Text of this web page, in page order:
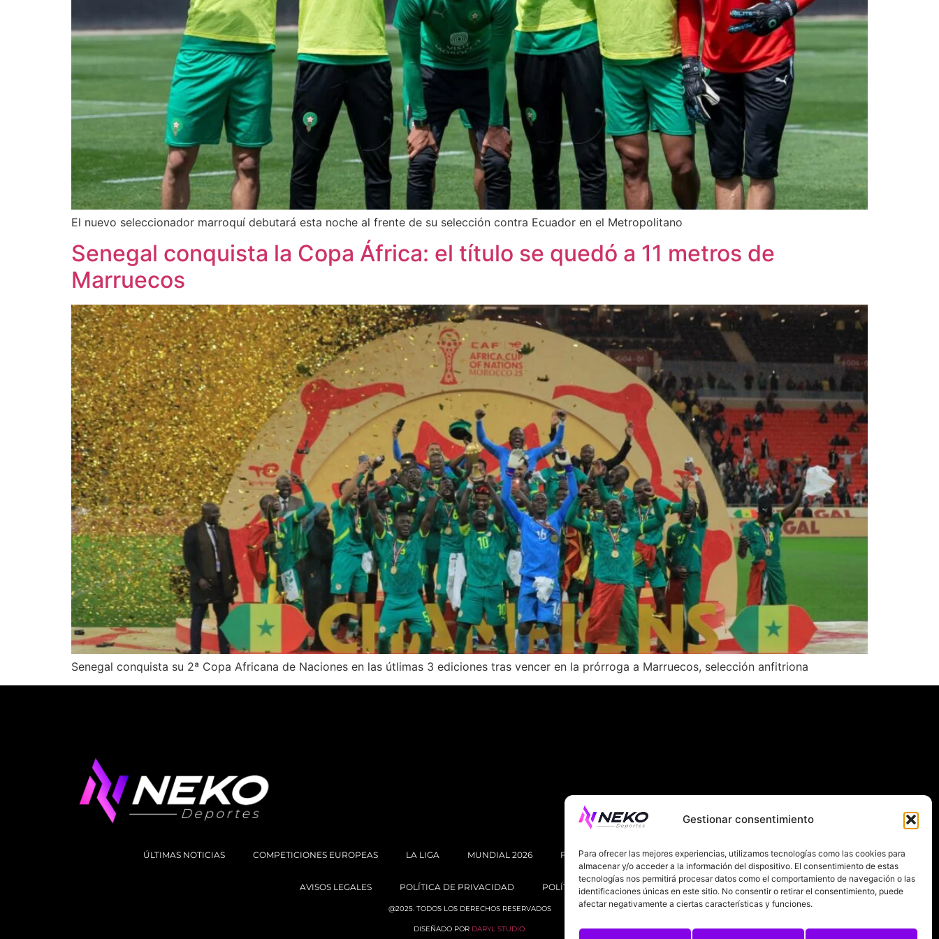
Gestionar consentimiento
Para ofrecer las mejores experiencias, utilizamos tecnologías como las cookies para
almacenar y/o acceder a la información del dispositivo. El consentimiento de estas
tecnologías nos permitirá procesar datos como el comportamiento de navegación o las
identificaciones únicas en este sitio. No consentir o retirar el consentimiento, puede
afectar negativamente a ciertas características y funciones.
El nuevo seleccionador marroquí debutará esta noche al frente de su selección contra Ecuador en el Metropolitano
Senegal conquista la Copa África: el título se quedó a 11 metros de
Marruecos
Senegal conquista su 2ª Copa Africana de Naciones en las útlimas 3 ediciones tras vencer en la prórroga a Marruecos, selección anfitriona
ÚLTIMAS NOTICIAS COMPETICIONES EUROPEAS LA LIGA MUNDIAL 2026 FÚTBOL INTERNACIONAL SOBRE NOSOTROS
AVISOS LEGALES POLÍTICA DE PRIVACIDAD POLÍTICA DE COOKIES
@2025. TODOS LOS DERECHOS RESERVADOS
DISEÑADO POR DARYL STUDIO.